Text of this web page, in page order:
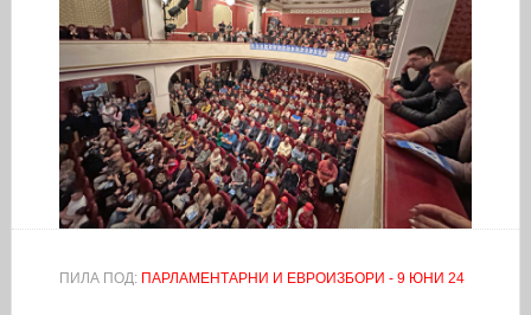
ПИЛА ПОД: ПАРЛАМЕНТАРНИ И ЕВРОИЗБОРИ - 9 ЮНИ 24